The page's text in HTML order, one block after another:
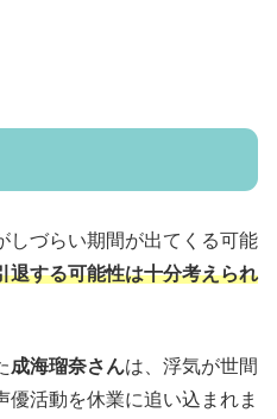
しづらい期間が出てくる可能
退する可能性は十分考えられ
成海瑠奈さんは、浮気が世間
活動を休業に追い込まれま